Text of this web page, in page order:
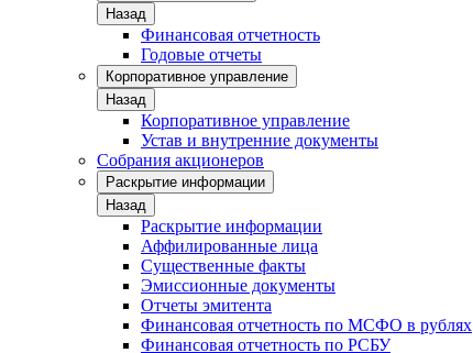
Назад
Финансовая отчетность
Годовые отчеты
Корпоративное управление
Назад
Корпоративное управление
Устав и внутренние документы
Собрания акционеров
Раскрытие информации
Назад
Раскрытие информации
Аффилированные лица
Существенные факты
Эмиссионные документы
Отчеты эмитента
Финансовая отчетность по МСФО в рублях
Финансовая отчетность по РСБУ